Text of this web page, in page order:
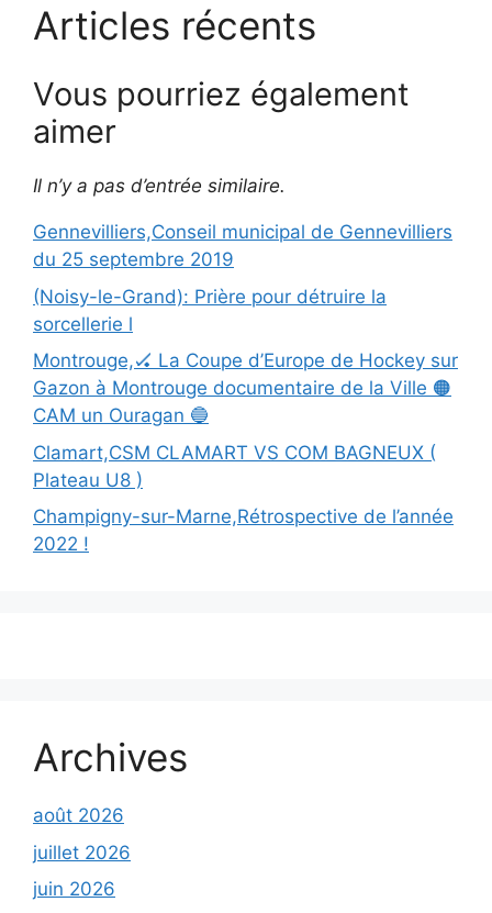
Articles récents
Vous pourriez également
aimer
Il n’y a pas d’entrée similaire.
Gennevilliers,Conseil municipal de Gennevilliers
du 25 septembre 2019
(Noisy-le-Grand): Prière pour détruire la
sorcellerie l
Montrouge,🏑 La Coupe d’Europe de Hockey sur
Gazon à Montrouge documentaire de la Ville 🟠
CAM un Ouragan 🔵
Clamart,CSM CLAMART VS COM BAGNEUX (
Plateau U8 )
Champigny-sur-Marne,Rétrospective de l’année
2022 !
Archives
août 2026
juillet 2026
juin 2026